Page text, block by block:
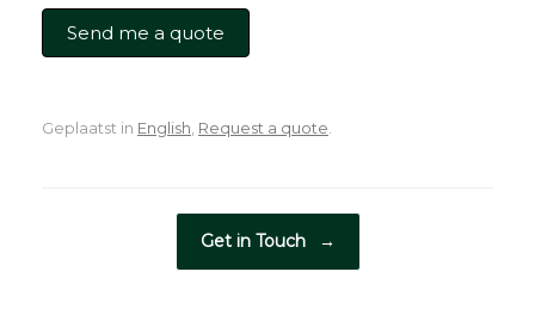
Send me a quote
Geplaatst in English Request a quote
Get in Touch →